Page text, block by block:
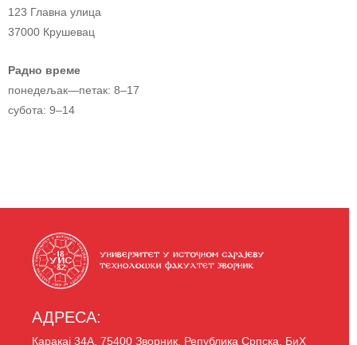
123 Главна улица
37000 Крушевац
Радно време
понедељак—петак: 8–17
субота: 9–14
АДРЕСА:
Каракај 34A, 75400 Зворник, Република Српска, БиХ